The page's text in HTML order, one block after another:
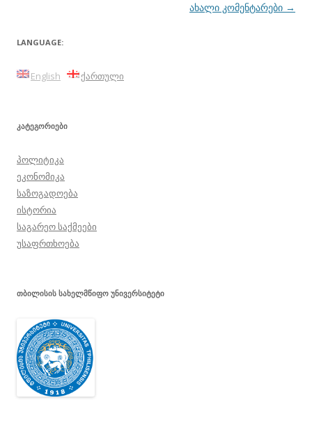
ახალი კომენტარები →
LANGUAGE:
English ქართული
ᲙᲐᲢᲔᲒᲝᲠᲘᲔᲑᲘ
პოლიტიკა
ეკონომიკა
საზოგადოება
ისტორია
საგარეო საქმეები
უსაფრთხოება
ᲗᲑᲘᲚᲘᲡᲘᲡ ᲡᲐᲮᲔᲚᲛᲬᲘᲤᲝ ᲣᲜᲘᲕᲔᲠᲡᲘᲢᲔᲢᲘ